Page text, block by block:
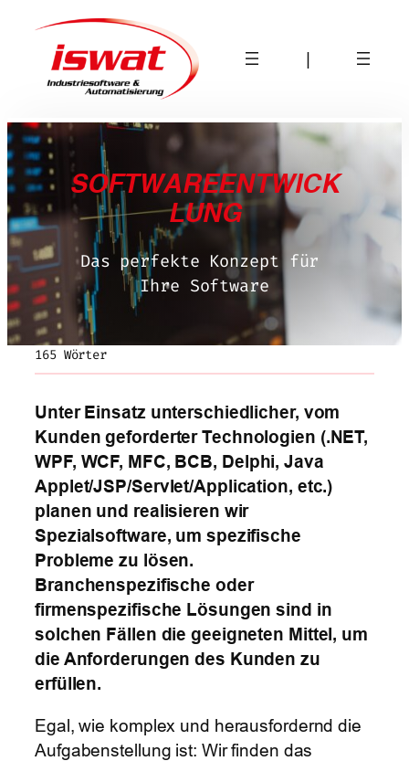
Zum
springen
|
SOFTWAREENTWICK
LUNG
Das perfekte Konzept für
Ihre Software
165 Wörter
Unter Einsatz unterschiedlicher, vom
Kunden geforderter Technologien (.NET,
WPF, WCF, MFC, BCB, Delphi, Java
Applet/JSP/Servlet/Application, etc.)
planen und realisieren wir
Spezialsoftware, um spezifische
Probleme zu lösen.
Branchenspezifische oder
firmenspezifische Lösungen sind in
solchen Fällen die geeigneten Mittel, um
die Anforderungen des Kunden zu
erfüllen.
Egal, wie komplex und herausfordernd die
Aufgabenstellung ist: Wir finden das